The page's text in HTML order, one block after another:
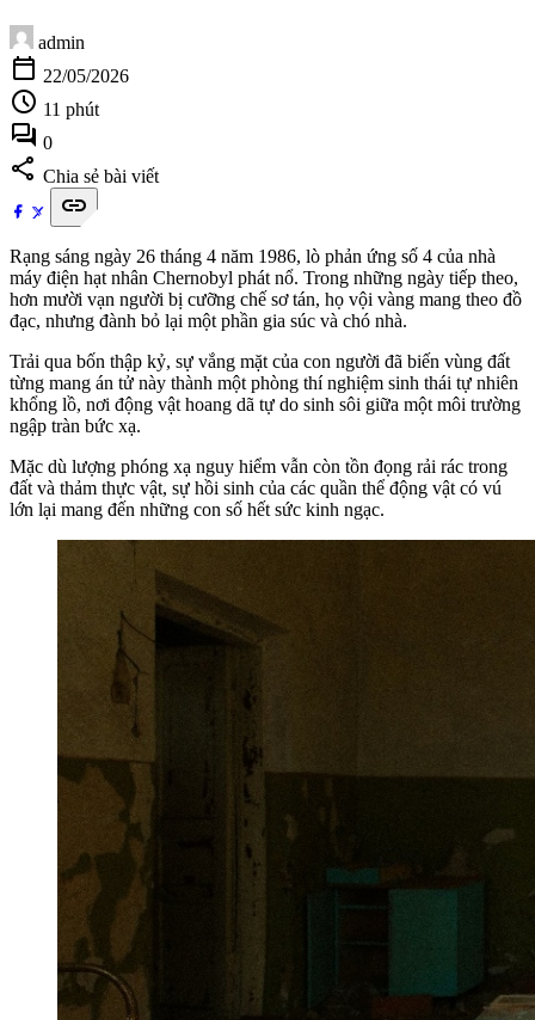
admin
calendar_today 22/05/2026
schedule 11 phút
forum 0
share Chia sẻ bài viết
link
Rạng sáng ngày 26 tháng 4 năm 1986, lò phản ứng số 4 của nhà
máy điện hạt nhân Chernobyl phát nổ. Trong những ngày tiếp theo,
hơn mười vạn người bị cưỡng chế sơ tán, họ vội vàng mang theo đồ
đạc, nhưng đành bỏ lại một phần gia súc và chó nhà.
Trải qua bốn thập kỷ, sự vắng mặt của con người đã biến vùng đất
từng mang án tử này thành một phòng thí nghiệm sinh thái tự nhiên
khổng lồ, nơi động vật hoang dã tự do sinh sôi giữa một môi trường
ngập tràn bức xạ.
Mặc dù lượng phóng xạ nguy hiểm vẫn còn tồn đọng rải rác trong
đất và thảm thực vật, sự hồi sinh của các quần thể động vật có vú
lớn lại mang đến những con số hết sức kinh ngạc.